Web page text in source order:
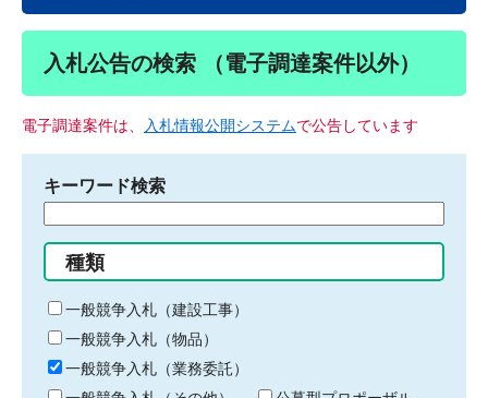
入札公告の検索 （電子調達案件以外）
電子調達案件は、 入札情報公開システムで公告しています
キーワード検索
る
キ
ー
ワ
ー
種類
一般競争入札（建設工事）
一般競争入札（物品）
一般競争入札（業務委託）